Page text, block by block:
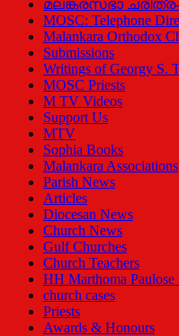
മലങ്കരസഭാ
MOSC: Telephone
Malankara Orthodox
Submissions
Writings of Georgy S.
MOSC Priests
M TV Videos
Support Us
MTV
Sophia Books
Malankara Associations
Parish News
Articles
Diocesan News
Church News
Gulf Churches
Church Teachers
HH Marthoma
church cases
Priests
Awards & Honours